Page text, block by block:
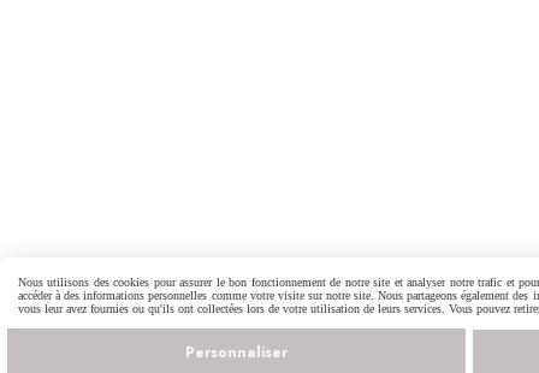
Nous utilisons des cookies pour assurer le bon fonctionnement de notre site et analyser notre trafic et
accéder à des informations personnelles comme votre visite sur notre site. Nous partageons également
vous leur avez fournies ou qu'ils ont collectées lors de votre utilisation de leurs services. Vous pouvez
Personnaliser